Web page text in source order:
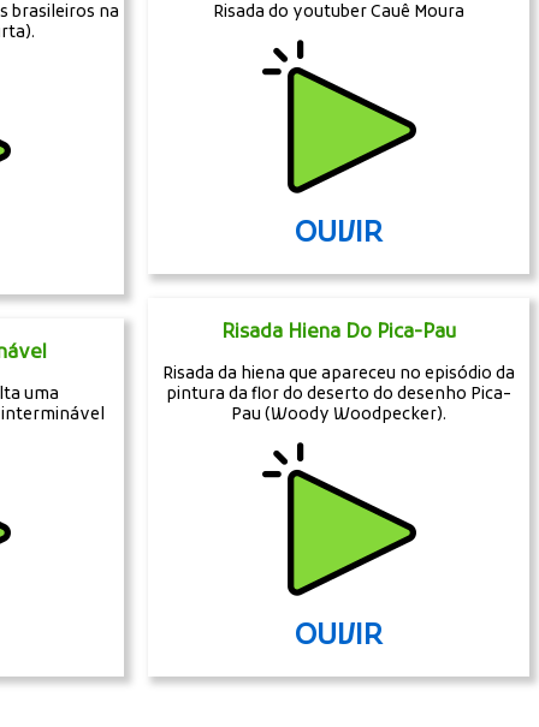
brasileiros na
uma
Risada do youtuber Cauê Moura
OUVIR
Risada Hiena Do Pica-Pau
Risada da hiena que apareceu no episódio da
pintura da flor do deserto do desenho Pica-
Pau (Woody Woodpecker).
OUVIR